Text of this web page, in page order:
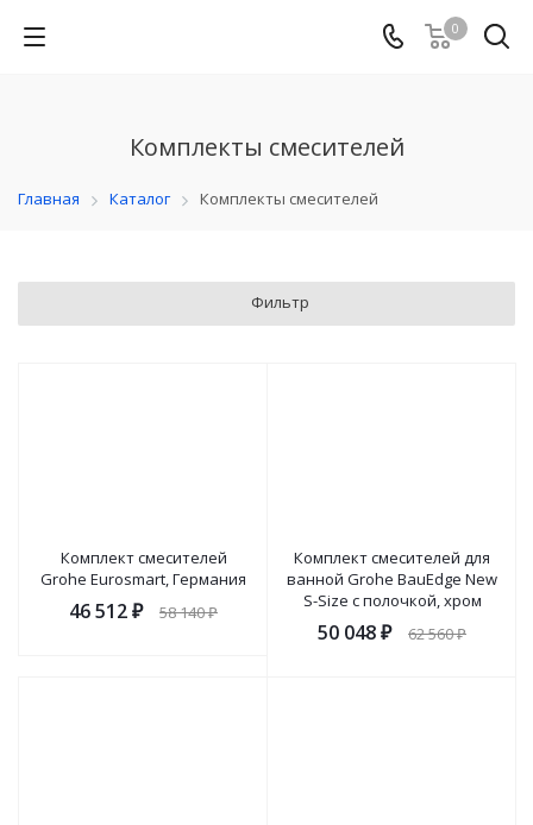
0
Комплекты смесителей
Главная Каталог Комплекты смесителей
Фильтр
Комплект смесителей
Grohe Eurosmart, Германия
46 512₽ 58 140₽
Комплект смесителей для
ванной Grohe BauEdge New
S-Size с полочкой, хром
50 048₽ 62 560₽